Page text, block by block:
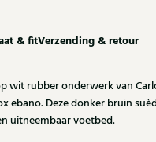
& fitVerzending & retour
wit rubber onderwerk van
ebano. Deze donker bruin
uitneembaar voetbed.